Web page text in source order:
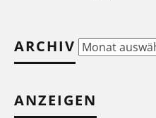
ARCHIV Archiv
ANZEIGEN